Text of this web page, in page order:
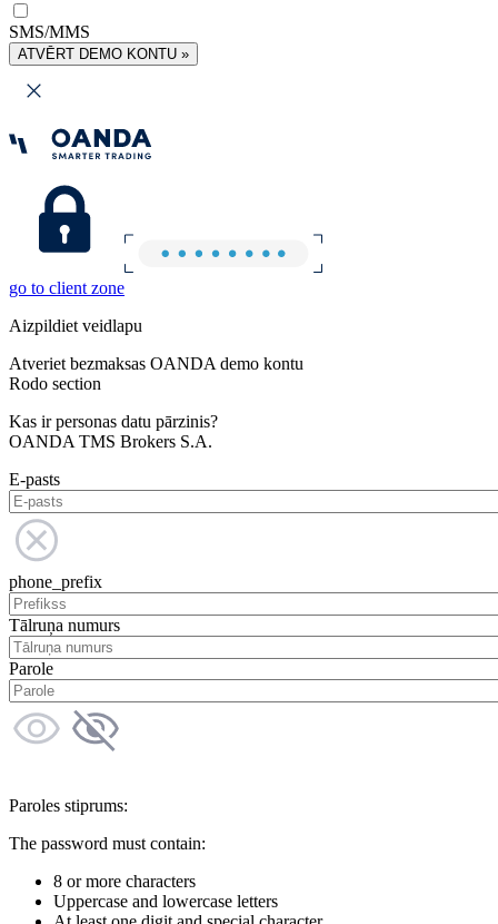
SMS/MMS
ATVĒRT DEMO KONTU »
go to client zone
Aizpildiet veidlapu
Atveriet bezmaksas OANDA demo kontu
Rodo section
Kas ir personas datu pārzinis?
OANDA TMS Brokers S.A.
E-pasts
phone_prefix
Tālruņa numurs
Parole
Paroles stiprums:
The password must contain:
8 or more characters
Uppercase and lowercase letters